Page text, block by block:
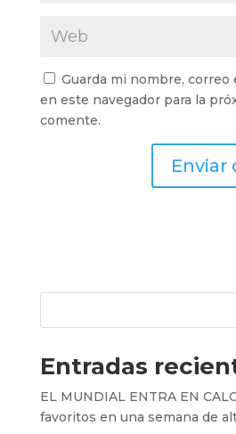
Guarda mi nombre,
en este navegador para la
comente.
Entradas
EL MUNDIAL ENTRA EN
favoritos en una semana de